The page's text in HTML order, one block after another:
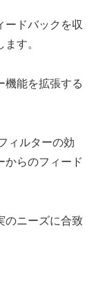
ードバックを収
す。
機能を拡張する
ィルターの効
からのフィード
のニーズに合致